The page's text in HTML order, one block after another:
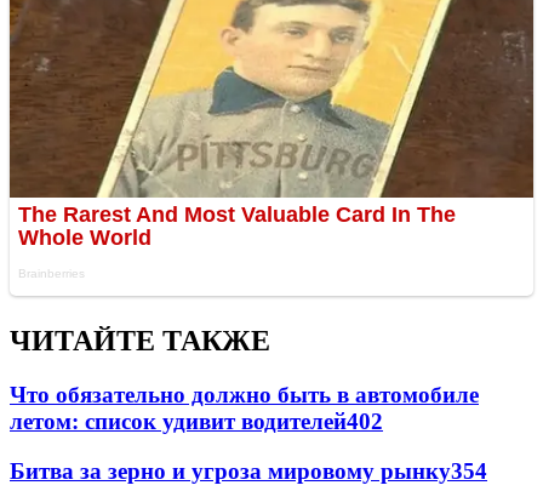
ЧИТАЙТЕ ТАКЖЕ
Что обязательно должно быть в автомобиле
летом: список удивит водителей402
Битва за зерно и угроза мировому рынку354